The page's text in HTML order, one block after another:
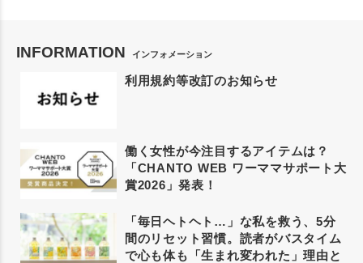
INFORMATION インフォメーション
利用規約等改訂のお知らせ
働く女性が今注目するアイテムは？
「CHANTO WEB ワーママサポート大
賞2026」発表！
「毎日ヘトヘト…」な私を救う、5分
間のリセット習慣。読者がバスタイム
で心も体も「生まれ変われた」理由と